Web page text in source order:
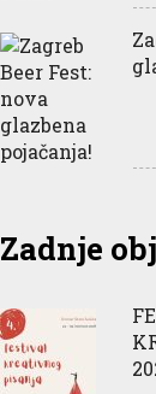
Zadnje